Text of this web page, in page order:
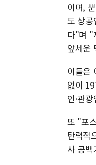
이며,
도 상공
다"며 "
앞세운
이들은
없이
인·관
또 "포
탄력적
사 공